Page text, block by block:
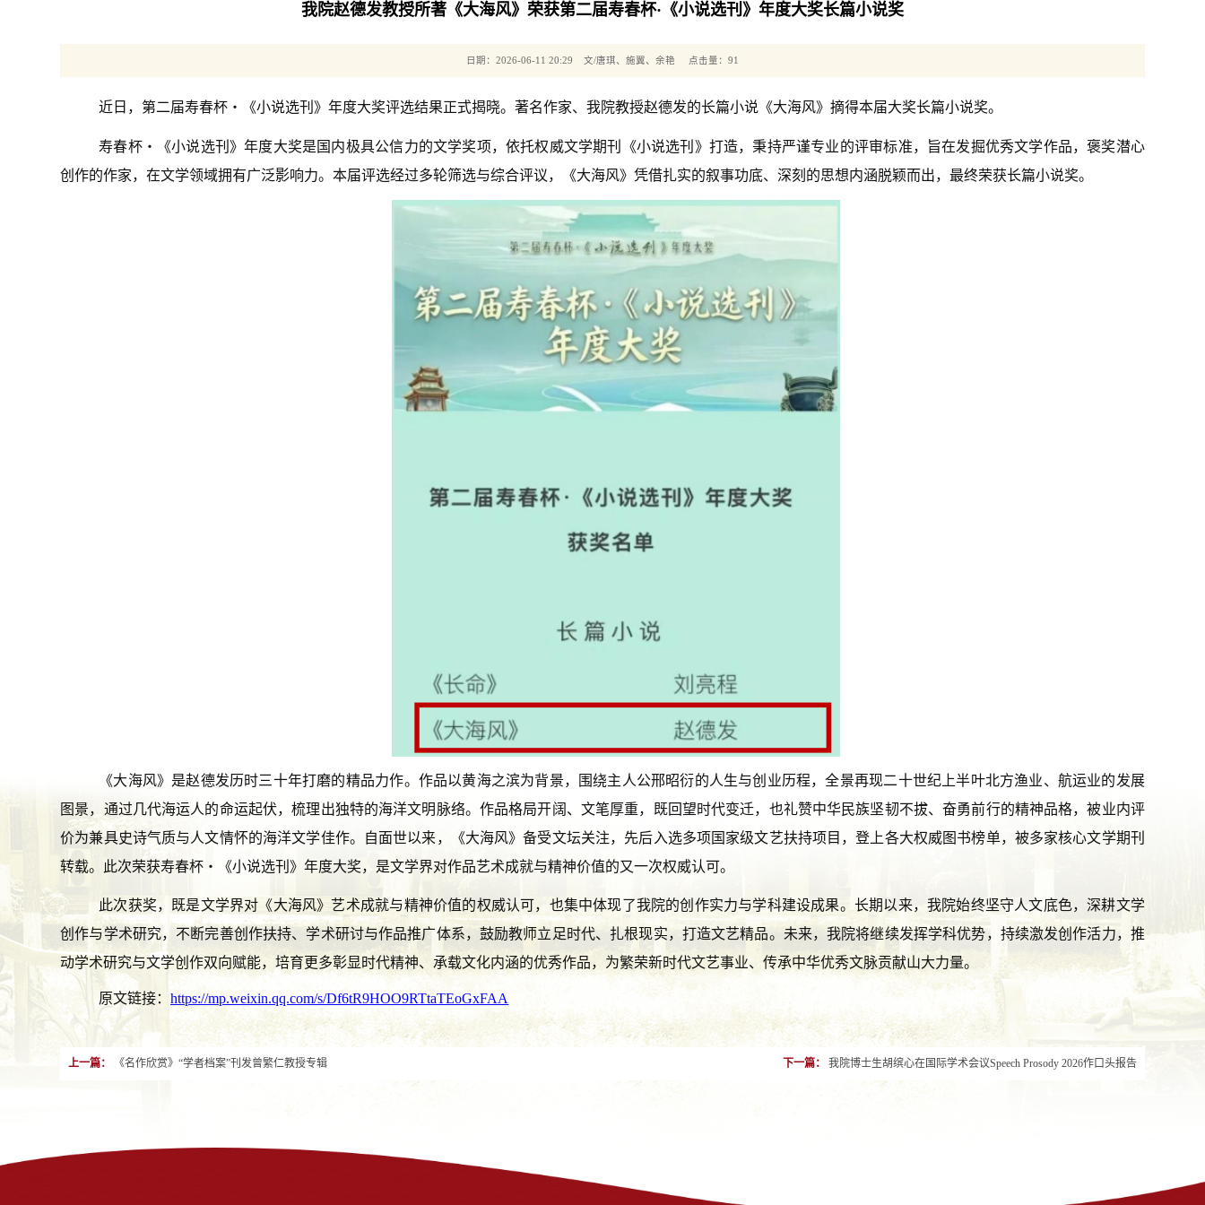
我院赵德发教授所著《大海风》荣获第二届寿春杯·《小说选刊》年度大奖长篇小说奖
日期：2026-06-11 20:29 文/唐琪、施翼、余艳 点击量： 91
近日，第二届寿春杯・《小说选刊》年度大奖评选结果正式揭晓。著名作家、我院教授赵德发的长篇小说《大海风》摘得本届大奖长篇小说奖。
寿春杯・《小说选刊》年度大奖是国内极具公信力的文学奖项，依托权威文学期刊《小说选刊》打造，秉持严谨专业的评审标准，旨在发掘优秀文学作品，褒奖潜心
创作的作家，在文学领域拥有广泛影响力。本届评选经过多轮筛选与综合评议，《大海风》凭借扎实的叙事功底、深刻的思想内涵脱颖而出，最终荣获长篇小说奖。
《大海风》是赵德发历时三十年打磨的精品力作。作品以黄海之滨为背景，围绕主人公邢昭衍的人生与创业历程，全景再现二十世纪上半叶北方渔业、航运业的发展
图景，通过几代海运人的命运起伏，梳理出独特的海洋文明脉络。作品格局开阔、文笔厚重，既回望时代变迁，也礼赞中华民族坚韧不拔、奋勇前行的精神品格，被业内评
价为兼具史诗气质与人文情怀的海洋文学佳作。自面世以来，《大海风》备受文坛关注，先后入选多项国家级文艺扶持项目，登上各大权威图书榜单，被多家核心文学期刊
转载。此次荣获寿春杯・《小说选刊》年度大奖，是文学界对作品艺术成就与精神价值的又一次权威认可。
此次获奖，既是文学界对《大海风》艺术成就与精神价值的权威认可，也集中体现了我院的创作实力与学科建设成果。长期以来，我院始终坚守人文底色，深耕文学
创作与学术研究，不断完善创作扶持、学术研讨与作品推广体系，鼓励教师立足时代、扎根现实，打造文艺精品。未来，我院将继续发挥学科优势，持续激发创作活力，推
动学术研究与文学创作双向赋能，培育更多彰显时代精神、承载文化内涵的优秀作品，为繁荣新时代文艺事业、传承中华优秀文脉贡献山大力量。
原文链接：https://mp.weixin.qq.com/s/Df6tR9HOO9RTtaTEoGxFAA
上一篇： 《名作欣赏》“学者档案”刊发曾繁仁教授专辑 下一篇： 我院博士生胡缤心在国际学术会议Speech Prosody 2026作口头报告